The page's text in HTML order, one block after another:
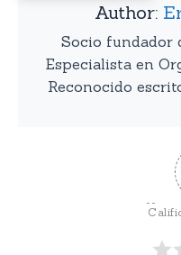
Author:
Socio fundador
Especialista en
Reconocido